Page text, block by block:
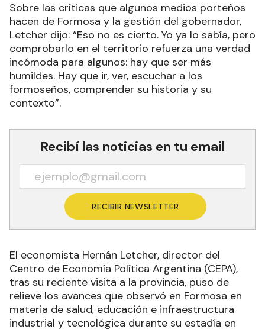
Sobre las críticas que algunos medios porteños
hacen de Formosa y la gestión del gobernador,
Letcher dijo: “Eso no es cierto. Yo ya lo sabía, pero
comprobarlo en el territorio refuerza una verdad
incómoda para algunos: hay que ser más
humildes. Hay que ir, ver, escuchar a los
formoseños, comprender su historia y su
contexto”.
Recibí las noticias en tu email
RECIBIR NEWSLETTER
El economista Hernán Letcher, director del
Centro de Economía Política Argentina (CEPA),
tras su reciente visita a la provincia, puso de
relieve los avances que observó en Formosa en
materia de salud, educación e infraestructura
industrial y tecnológica durante su estadía en